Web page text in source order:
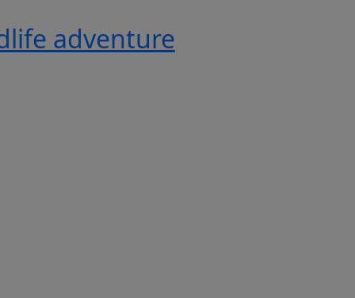
adventure